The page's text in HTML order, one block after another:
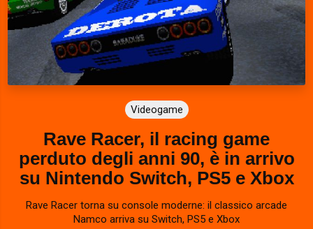
Videogame
Rave Racer, il racing game
perduto degli anni 90, è in arrivo
su Nintendo Switch, PS5 e Xbox
Rave Racer torna su console moderne: il classico arcade
Namco arriva su Switch, PS5 e Xbox